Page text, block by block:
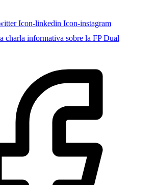
Icon-linkedin Icon-instagram
charla informativa sobre la FP Dual